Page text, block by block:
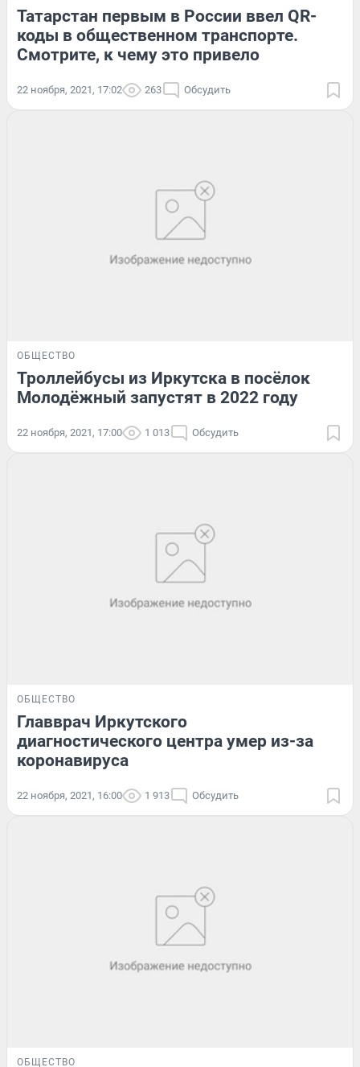
Татарстан первым в России ввел QR-
коды в общественном транспорте.
Смотрите, к чему это привело
22 ноября, 2021, 17:02 263 Обсудить
ОБЩЕСТВО
Троллейбусы из Иркутска в посёлок
Молодёжный запустят в 2022 году
22 ноября, 2021, 17:00 1 013 Обсудить
ОБЩЕСТВО
Главврач Иркутского
диагностического центра умер из-за
коронавируса
22 ноября, 2021, 16:00 1 913 Обсудить
ОБЩЕСТВО